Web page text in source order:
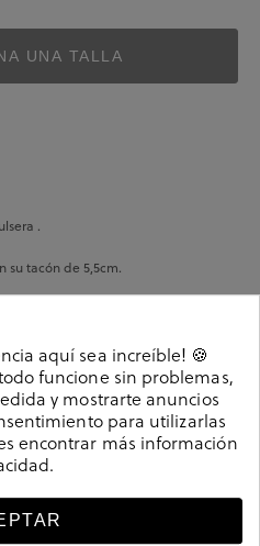
UNA TALLA
.
su tacón de 5,5cm.
CARRIE en burdeos.
hebilla en un lateral. La
en España.
aquí sea increíble! 🍪
funcione sin problemas,
y mostrarte anuncios
para utilizarlas
encontrar más información
.